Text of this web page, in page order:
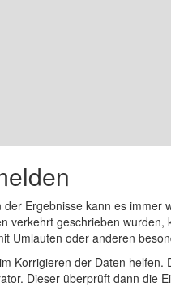
der Ergebnisse kann es
verkehrt geschrieben
Umlauten oder anderen
Korrigieren der Daten
Dieser überprüft dann die